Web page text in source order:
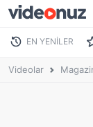
EN YENİLER
Videolar